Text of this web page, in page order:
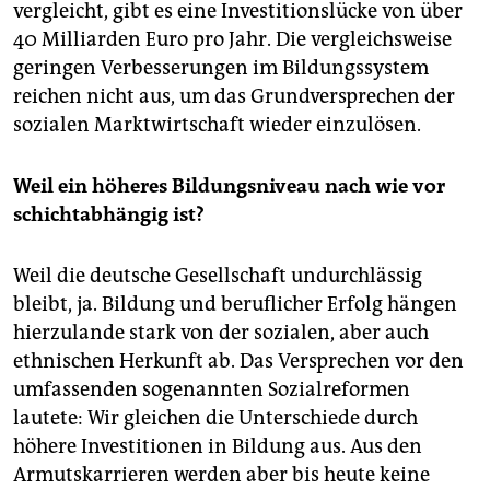
vergleicht, gibt es eine Investitionslücke von über
40 Milliarden Euro pro Jahr. Die vergleichsweise
geringen Verbesserungen im Bildungssystem
reichen nicht aus, um das Grundversprechen der
sozialen Marktwirtschaft wieder einzulösen.
Weil ein höheres Bildungsniveau nach wie vor
schichtabhängig ist?
Weil die deutsche Gesellschaft undurchlässig
bleibt, ja. Bildung und beruflicher Erfolg hängen
hierzulande stark von der sozialen, aber auch
ethnischen Herkunft ab. Das Versprechen vor den
umfassenden sogenannten Sozialreformen
lautete: Wir gleichen die Unterschiede durch
höhere Investitionen in Bildung aus. Aus den
Armutskarrieren werden aber bis heute keine